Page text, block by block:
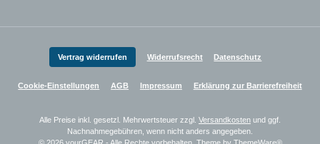
Vertrag widerrufen Widerrufsrecht Datenschutz
Cookie-Einstellungen AGB Impressum Erklärung zur Barrierefreiheit
Alle Preise inkl. gesetzl. Mehrwertsteuer zzgl. Versandkosten und ggf.
Nachnahmegebühren, wenn nicht anders angegeben.